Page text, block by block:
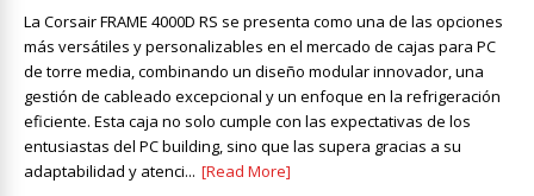
La Corsair FRAME 4000D RS se presenta como una de las opciones
más versátiles y personalizables en el mercado de cajas para PC
de torre media, combinando un diseño modular innovador, una
gestión de cableado excepcional y un enfoque en la refrigeración
eficiente. Esta caja no solo cumple con las expectativas de los
entusiastas del PC building, sino que las supera gracias a su
adaptabilidad y atenci... [Read More]